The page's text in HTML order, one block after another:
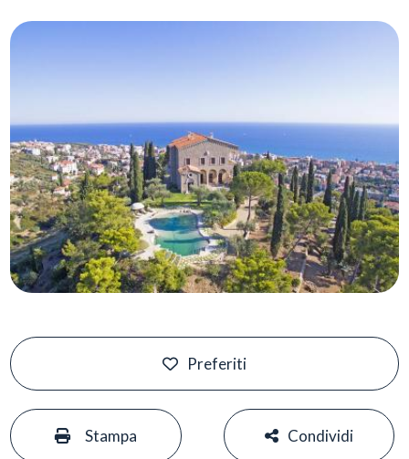
Preferiti
Stampa Condividi